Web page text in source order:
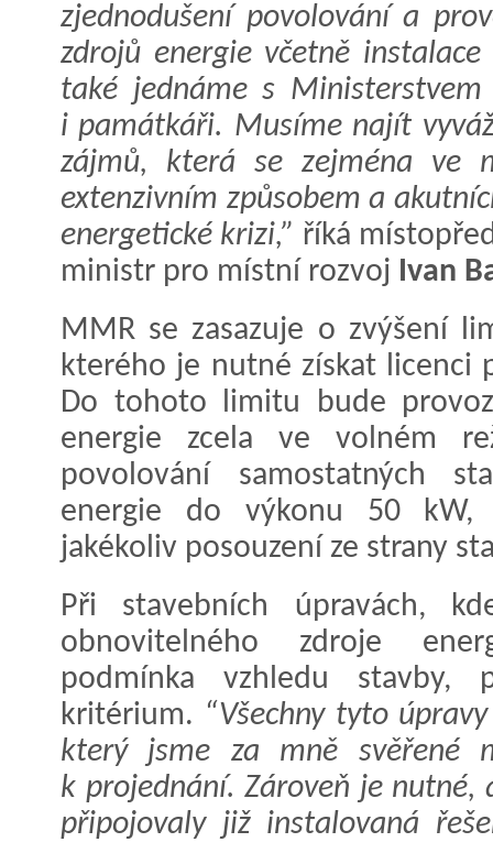
zjednodušení povolování a
zdrojů energie včetně
také jednáme s
i památkáři. Musíme najít
zájmů, která se zejména ve
extenzivním způsobem a
energetické krizi,” říká
ministr pro místní rozvoj Ivan
MMR se zasazuje o zvýšení
kterého je nutné získat licenci
Do tohoto limitu bude
energie zcela ve volném
povolování samostatných
energie do výkonu 50 kW,
jakékoliv posouzení ze strany
Při stavebních úpravách,
obnovitelného zdroje
podmínka vzhledu
kritérium. “Všechny tyto
který jsme za mně svěřené
k projednání. Zároveň je nutné,
připojovaly již instalovaná